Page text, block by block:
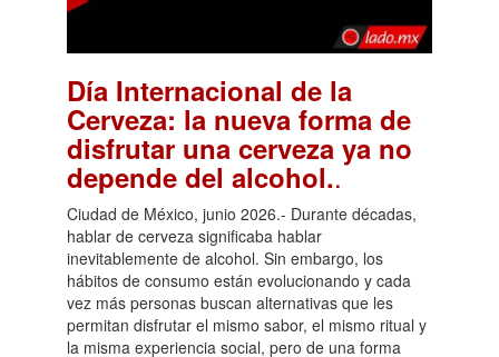
Día Internacional de la
Cerveza: la nueva forma de
disfrutar una cerveza ya no
depende del alcohol..
Ciudad de México, junio 2026.- Durante décadas,
hablar de cerveza significaba hablar
inevitablemente de alcohol. Sin embargo, los
hábitos de consumo están evolucionando y cada
vez más personas buscan alternativas que les
permitan disfrutar el mismo sabor, el mismo ritual y
la misma experiencia social, pero de una forma